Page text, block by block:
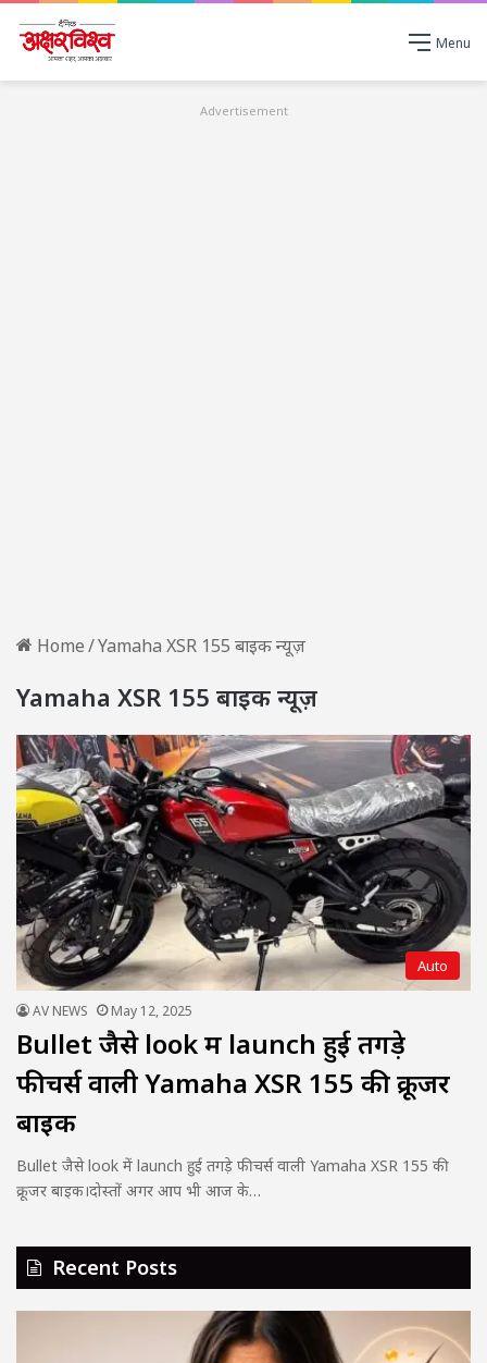
Menu
Advertisement
Home/Yamaha XSR 155 बाइक न्यूज़
Yamaha XSR 155 बाइक न्यूज़
Auto
AV NEWS May 12, 2025
Bullet जैसे look में launch हुई तगड़े
फीचर्स वाली Yamaha XSR 155 की क्रूजर
बाइक
Bullet जैसे look में launch हुई तगड़े फीचर्स वाली Yamaha XSR 155 की
क्रूजर बाइक।दोस्तों अगर आप भी आज के…
Recent Posts